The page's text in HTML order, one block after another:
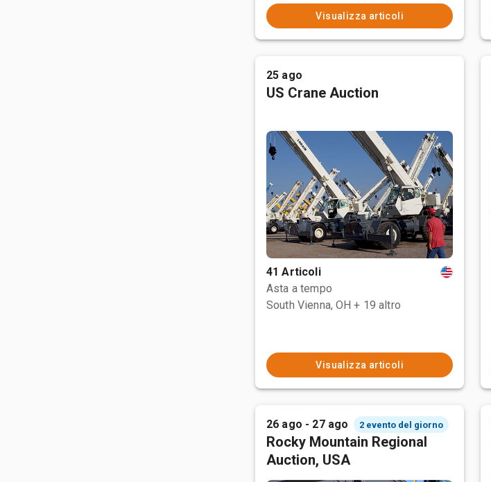
Visualizza articoli
25 ago
US Crane Auction
41 Articoli
Asta a tempo
South Vienna, OH + 19 altro
Visualizza articoli
26 ago - 27 ago 2 evento del giorno
Rocky Mountain Regional
Auction, USA